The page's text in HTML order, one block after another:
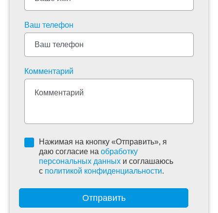
Ваш телефон
Комментарий
Нажимая на кнопку «Отправить», я
даю согласие на обработку
персональных данных и соглашаюсь
c политикой конфиденциальности.
Отправить